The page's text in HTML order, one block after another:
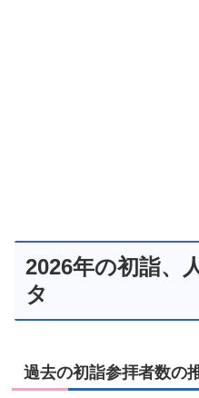
2026年の初詣、
タ
過去の初詣参拝者数の